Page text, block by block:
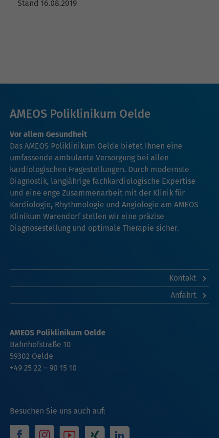
Stand 16.08.2019
AMEOS Poliklinikum Oelde
Vor allem Gesundheit
Das AMEOS Poliklinikum Oelde bietet Ihnen eine
umfassende ambulante Versorgung bei allen
kardiologischen Fragestellungen. Durch modernste
Diagnostik, langjährige fachkardiologische Expertise
und eine enge Zusammenarbeit mit der Klinik für
Kardiologie, Rhythmologie und Angiologie am AMEOS
Klinikum Warendorf stellen wir eine präzise
Diagnosestellung und optimale Therapie sicher.
Kontakt
Anfahrt
Besuchen Sie uns auch auf:
AMEOS Poliklinikum Oelde
Bahnhofstraße 10
59302 Oelde
+49 25 22 – 90 15 10